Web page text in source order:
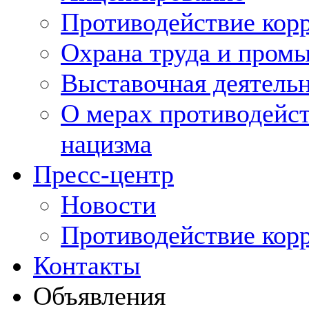
Противодействие
Охрана труда и
Выставочная
О мерах
нацизма
Пресс-центр
Новости
Противодействие
Контакты
Объявления